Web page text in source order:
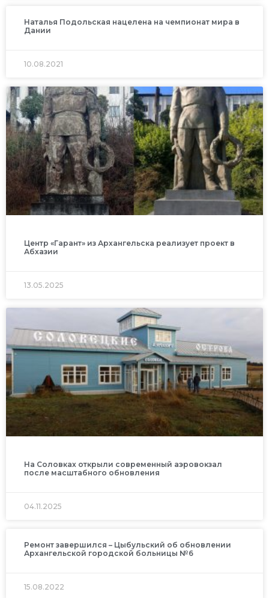
Наталья Подольская нацелена на чемпионат мира в
Дании
10.08.2021
Центр «Гарант» из Архангельска реализует проект в
Абхазии
13.05.2025
На Соловках открыли современный аэровокзал
после масштабного обновления
04.11.2025
Ремонт завершился – Цыбульский об обновлении
Архангельской городской больницы №6
15.08.2022